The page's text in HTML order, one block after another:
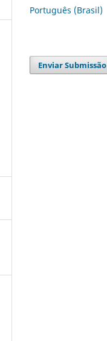
Português (Brasil)
Enviar Submissão